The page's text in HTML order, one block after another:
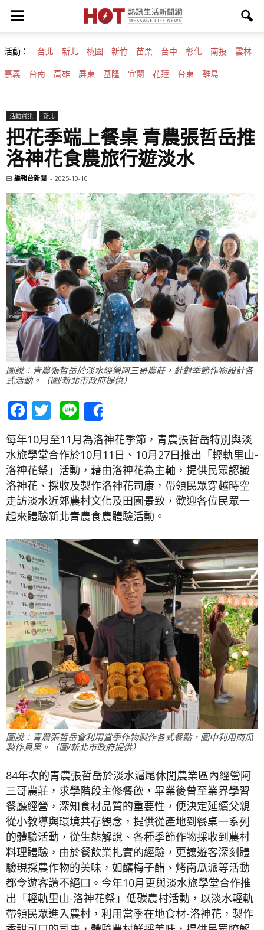
活動： 台北 新北 桃園 新竹 苗栗 台中 彰化 南投 雲林
嘉義 台南 高雄 屏東 基隆 宜蘭 花蓮 台東 離島
活動資訊 新北
把花季端上餐桌 青農張哲岳推
洛神花食農旅行遊淡水
由 編輯台新聞 - 2025-10-10
圖說：青農張哲岳於淡水經營阿三哥農莊，針對季節作物設計各
式活動。（圖/新北市政府提供）
Facebook
Twitter
Line
每年10月至11月為洛神花季節，青農張哲岳特別與淡
水旅學堂合作於10月11日、10月27日推出「輕軌里山-
洛神花祭」活動，藉由洛神花為主軸，提供民眾認識
洛神花、採收及製作洛神花司康，帶領民眾穿越時空
走訪淡水近郊農村文化及田園景致，歡迎各位民眾一
起來體驗新北青農食農體驗活動。
圖說：青農張哲岳會利用當季作物製作各式餐點，圖中利用南瓜
製作貝果。（圖/新北市政府提供）
84年次的青農張哲岳於淡水滬尾休閒農業區內經營阿
三哥農莊，求學階段主修餐飲，畢業後曾至業界學習
餐廳經營，深知食材品質的重要性，便決定延續父親
從小教導與環境共存觀念，提供從產地到餐桌一系列
的體驗活動，從生態解說、各種季節作物採收到農村
料理體驗，由於餐飲業扎實的經驗，更讓遊客深刻體
驗現採農作物的美味，如釀梅子醋、烤南瓜派等活動
都令遊客讚不絕口。今年10月更與淡水旅學堂合作推
出「輕軌里山-洛神花祭」低碳農村活動，以淡水輕軌
帶領民眾進入農村，利用當季在地食材-洛神花，製作